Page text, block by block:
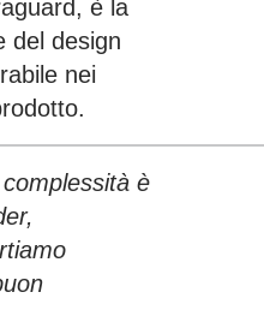
è la
del design
nei
è